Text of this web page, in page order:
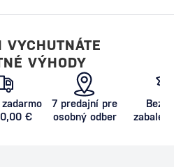
VÝHODY
€
7 predajní pre
osobný odber